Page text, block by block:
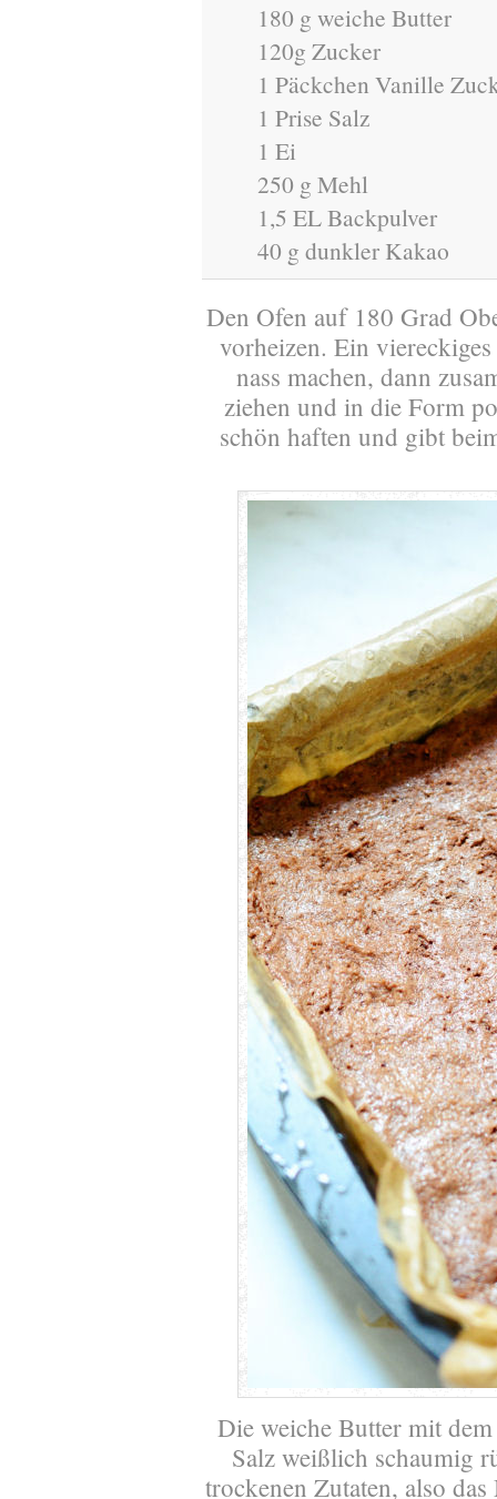
180 g weiche Butter
120g Zucker
1 Päckchen Vanille
1 Prise Salz
1 Ei
250 g Mehl
1,5 EL Backpulver
40 g dunkler Kakao
Den Ofen auf 180 Grad
vorheizen. Ein
nass machen, dann
ziehen und in die Form
schön haften und gibt
Die weiche Butter mit
Salz weißlich schaumig
trockenen Zutaten, also